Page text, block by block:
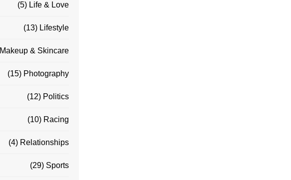
Life & Love
(5)
Lifestyle
(13)
Makeup & Skincare
Photography
(15)
Politics
(12)
Racing
(10)
Relationships
(4)
Sports
(29)